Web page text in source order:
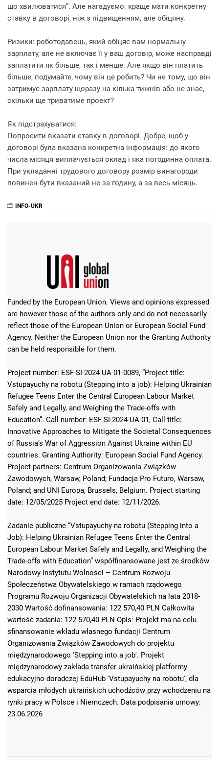
що хвилюватися”. Але нагадуємо: краще мати конкретну
ставку в договорі, ніж з підвищенням, але обіцяну.
Ризики: роботодавець, який обіцяє вам нормальну
зарплату, але не включає її у ваш договір, може насправді
заплатити як більше, так і менше. Але якщо він платить
більше, подумайте, чому він це робить? Чи не тому, що він
затримує зарплату щоразу на кілька тижнів або не знає,
скільки ще триватиме проект?
Як підстрахуватися:
Попросити вказати ставку в договорі. Добре, щоб у
договорі була вказана конкретна інформація: до якого
числа місяця виплачується оклад і яка погодинна оплата.
При укладанні трудового договору розмір винагороди
повинен бути вказаний не за годину, а за весь місяць.
INFO-UKR
Funded by the European Union. Views and opinions expressed
are however those of the authors only and do not necessarily
reflect those of the European Union or European Social Fund
Agency. Neither the European Union nor the Granting Authority
can be held responsible for them.
Project number: ESF-SI-2024-UA-01-0089, “Project title:
Vstupayuchy na robotu (Stepping into a job): Helping Ukrainian
Refugee Teens Enter the Central European Labour Market
Safely and Legally, and Weighing the Trade-offs with
Education”. Call number: ESF-SI-2024-UA-01, Call title:
Innovative Approaches to Mitigate the Societal Consequences
of Russia’s War of Aggression Against Ukraine within EU
countries. Granting Authority: European Social Fund Agency.
Project partners: Centrum Organizowania Związków
Zawodowych, Warsaw, Poland; Fundacja Pro Futuro, Warsaw,
Poland; and UNI Europa, Brussels, Belgium. Project starting
date: 12/05/2025 Project end date: 12/11/2026.
Zadanie publiczne “Vstupayuchy na robotu (Stepping into a
Job): Helping Ukrainian Refugee Teens Enter the Central
European Labour Market Safely and Legally, and Weighing the
Trade-offs with Education” współfinansowane jest ze środków
Narodowy Instytutu Wolności – Centrum Rozwoju
Społeczeństwa Obywatelskiego w ramach rządowego
Programu Rozwoju Organizacji Obywatelskich na lata 2018-
2030 Wartość dofinansowania: 122 570,40 PLN Całkowita
wartość zadania: 122 570,40 PLN Opis: Projekt ma na celu
sfinansowanie wkładu własnego fundacji Centrum
Organizowania Związków Zawodowych do projektu
międzynarodowego 'Stepping into a job'. Projekt
międzynarodowy zakłada transfer ukraińskiej platformy
edukacyjno-doradczej EduHub 'Vstupayuchy na robotu', dla
wsparcia młodych ukraińskich uchodźców przy wchodzeniu na
rynki pracy w Polsce i Niemczech. Data podpisania umowy:
23.06.2026